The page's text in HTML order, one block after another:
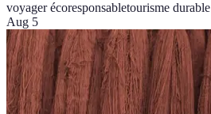
voyager écoresponsabletourisme durable
Aug 5